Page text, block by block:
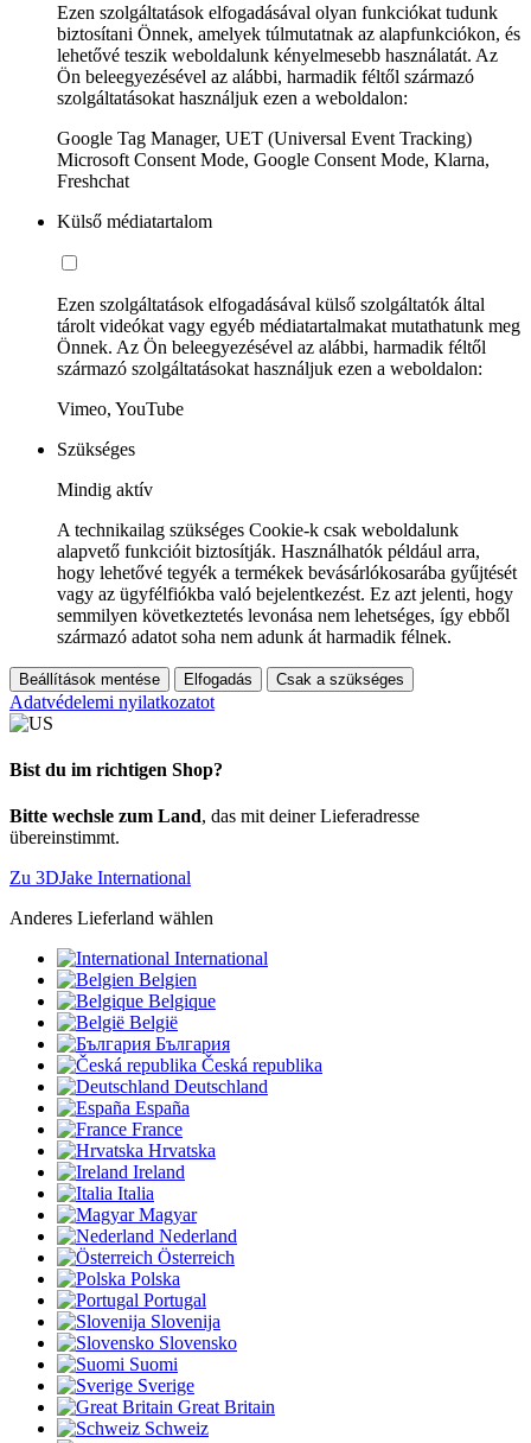
Ezen szolgáltatások elfogadásával olyan funkciókat tudunk
biztosítani Önnek, amelyek túlmutatnak az alapfunkciókon, és
lehetővé teszik weboldalunk kényelmesebb használatát. Az
Ön beleegyezésével az alábbi, harmadik féltől származó
szolgáltatásokat használjuk ezen a weboldalon:
Google Tag Manager, UET (Universal Event Tracking)
Microsoft Consent Mode, Google Consent Mode, Klarna,
Freshchat
Külső médiatartalom
Ezen szolgáltatások elfogadásával külső szolgáltatók által
tárolt videókat vagy egyéb médiatartalmakat mutathatunk meg
Önnek. Az Ön beleegyezésével az alábbi, harmadik féltől
származó szolgáltatásokat használjuk ezen a weboldalon:
Vimeo, YouTube
Szükséges
Mindig aktív
A technikailag szükséges Cookie-k csak weboldalunk
alapvető funkcióit biztosítják. Használhatók például arra,
hogy lehetővé tegyék a termékek bevásárlókosarába gyűjtését
vagy az ügyfélfiókba való bejelentkezést. Ez azt jelenti, hogy
semmilyen következtetés levonása nem lehetséges, így ebből
származó adatot soha nem adunk át harmadik félnek.
Beállítások mentése Elfogadás Csak a szükséges
Adatvédelemi nyilatkozatot
Bist du im richtigen Shop?
Bitte wechsle zum Land, das mit deiner Lieferadresse
übereinstimmt.
Zu 3DJake International
Anderes Lieferland wählen
International
Belgien
Belgique
België
България
Česká republika
Deutschland
España
France
Hrvatska
Ireland
Italia
Magyar
Nederland
Österreich
Polska
Portugal
Slovenija
Slovensko
Suomi
Sverige
Great Britain
Schweiz